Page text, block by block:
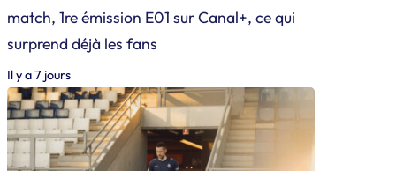
match, 1re émission E01 sur Canal+, ce qui
surprend déjà les fans
Il y a 7 jours